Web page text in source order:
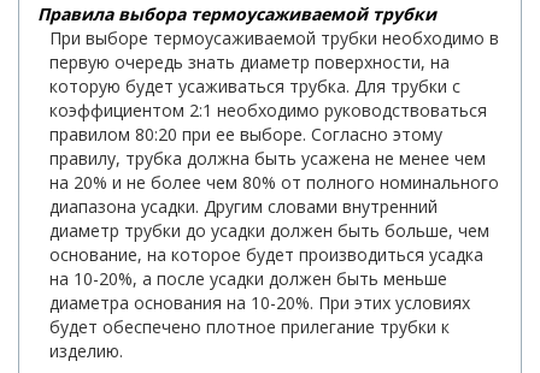
Правила выбора термоусаживаемой трубки
При выборе термоусаживаемой трубки необходимо в
первую очередь знать диаметр поверхности, на
которую будет усаживаться трубка. Для трубки с
коэффициентом 2:1 необходимо руководствоваться
правилом 80:20 при ее выборе. Согласно этому
правилу, трубка должна быть усажена не менее чем
на 20% и не более чем 80% от полного номинального
диапазона усадки. Другим словами внутренний
диаметр трубки до усадки должен быть больше, чем
основание, на которое будет производиться усадка
на 10-20%, а после усадки должен быть меньше
диаметра основания на 10-20%. При этих условиях
будет обеспечено плотное прилегание трубки к
изделию.